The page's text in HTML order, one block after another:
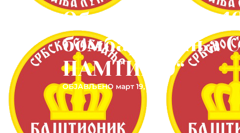
Обиљежавање
бомбардовања
ПАМТИМО“
ОБЈАВЉЕНО март 19, 2015